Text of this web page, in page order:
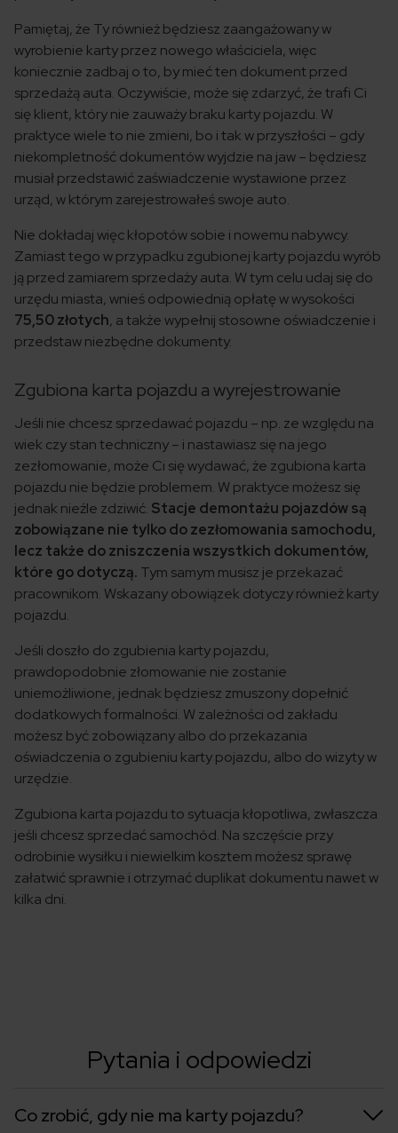
Pamiętaj, że Ty również będziesz zaangażowany w
wyrobienie karty przez nowego właściciela, więc
koniecznie zadbaj o to, by mieć ten dokument przed
sprzedażą auta. Oczywiście, może się zdarzyć, że trafi Ci
się klient, który nie zauważy braku karty pojazdu. W
praktyce wiele to nie zmieni, bo i tak w przyszłości – gdy
niekompletność dokumentów wyjdzie na jaw – będziesz
musiał przedstawić zaświadczenie wystawione przez
urząd, w którym zarejestrowałeś swoje auto.
Nie dokładaj więc kłopotów sobie i nowemu nabywcy.
Zamiast tego w przypadku zgubionej karty pojazdu wyrób
ją przed zamiarem sprzedaży auta. W tym celu udaj się do
urzędu miasta, wnieś odpowiednią opłatę w wysokości
75,50 złotych, a także wypełnij stosowne oświadczenie i
przedstaw niezbędne dokumenty.
Zgubiona karta pojazdu a wyrejestrowanie
Jeśli nie chcesz sprzedawać pojazdu – np. ze względu na
wiek czy stan techniczny – i nastawiasz się na jego
zezłomowanie, może Ci się wydawać, że zgubiona karta
pojazdu nie będzie problemem. W praktyce możesz się
jednak nieźle zdziwić. Stacje demontażu pojazdów są
zobowiązane nie tylko do zezłomowania samochodu,
lecz także do zniszczenia wszystkich dokumentów,
które go dotyczą. Tym samym musisz je przekazać
pracownikom. Wskazany obowiązek dotyczy również karty
pojazdu.
Jeśli doszło do zgubienia karty pojazdu,
prawdopodobnie złomowanie nie zostanie
uniemożliwione, jednak będziesz zmuszony dopełnić
dodatkowych formalności. W zależności od zakładu
możesz być zobowiązany albo do przekazania
oświadczenia o zgubieniu karty pojazdu, albo do wizyty w
urzędzie.
Zgubiona karta pojazdu to sytuacja kłopotliwa, zwłaszcza
jeśli chcesz sprzedać samochód. Na szczęście przy
odrobinie wysiłku i niewielkim kosztem możesz sprawę
załatwić sprawnie i otrzymać duplikat dokumentu nawet w
kilka dni.
Pytania i odpowiedzi
Co zrobić, gdy nie ma karty pojazdu?